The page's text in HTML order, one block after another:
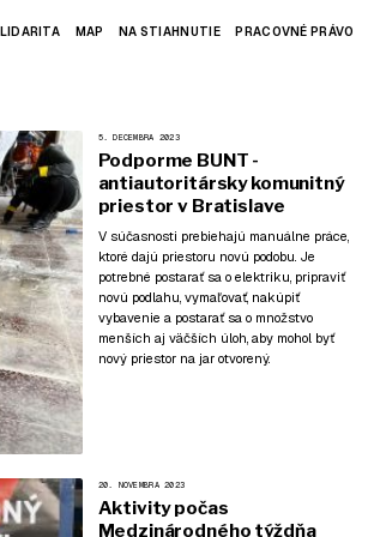
MAP NA STIAHNUTIE PRACOVNÉ PRÁVO
5. DECEMBRA 2023
Podporme BUNT -
antiautoritársky komunitný
priestor v Bratislave
V súčasnosti prebiehajú manuálne práce,
ktoré dajú priestoru novú podobu. Je
potrebné postarať sa o elektriku, pripraviť
novú podlahu, vymaľovať, nakúpiť
vybavenie a postarať sa o množstvo
menších aj väčších úloh, aby mohol byť
nový priestor na jar otvorený.
20. NOVEMBRA 2023
Aktivity počas
Medzinárodného týždňa